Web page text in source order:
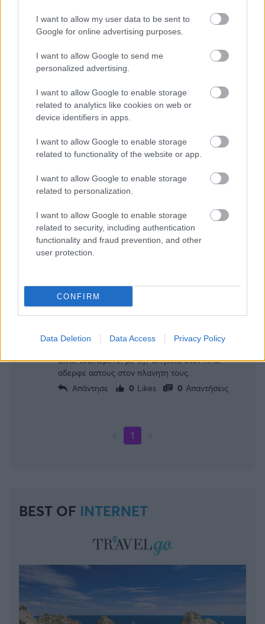
I want to allow my user data to be sent to
Google for online advertising purposes.
I want to allow Google to send me
personalized advertising.
I want to allow Google to enable storage
related to analytics like cookies on web or
device identifiers in apps.
I want to allow Google to enable storage
related to functionality of the website or app.
I want to allow Google to enable storage
related to personalization.
I want to allow Google to enable storage
related to security, including authentication
functionality and fraud prevention, and other
user protection.
CONFIRM
Data Deletion Data Access Privacy Policy
jblf
25/03/2026 - 11:17
ταμπλό, είναι στην τύχη. Όλα. Πάμε παρακάτω
Απάντησε
0
Latrel sprewe...
25/03/2026 - 10:18
θεωρείται τυχερό γιατί κανείς δεν σουτάρει
έτσι(εκτός από τον τρομερό Νίκο Γκάλη
παλαιότερα) το ίδιο έγινε και με το σούτ του
Μπόλντγουιν με την Φενέρ.
Απάντησε
0
Roupakia2000@
25/03/2026 - 00:13
Ρε σεις δημοσιογράφοι, χρόνια τώρα το τρίποντο
λέξη με το φάρδος δεύτερο συνθετικό.
Απάντησε
Roupakia2000@
25/03/2026 - 09:48
Ειναι τσακωμενοι με την αληθεια στον ΠΑΟ
αδερφε αστους στον πλανητη τους.
Απάντησε
0 Likes 0 Απαντήσεις
1
BEST OF INTERNET